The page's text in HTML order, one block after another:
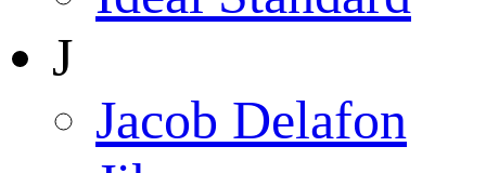
J
Jacob Delafon